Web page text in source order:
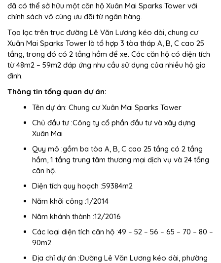
đã có thể sở hữu một căn hộ Xuân Mai Sparks Tower với
chính sách vô cùng ưu đãi từ ngân hàng.
Tọa lạc trên trục đường Lê Văn Lương kéo dài, chung cư
Xuân Mai Sparks Tower là tổ hợp 3 tòa tháp A, B, C cao 25
tầng, trong đó có 2 tầng hầm để xe. Các căn hộ có diện tích
từ 48m2 – 59m2 đáp ứng nhu cầu sử dụng của nhiều hộ gia
đình.
Thông tin tổng quan dự án:
Tên dự án: Chung cư Xuân Mai Sparks Tower
Chủ đầu tư :Công ty cổ phần đầu tư và xây dựng
Xuân Mai
Quy mô :gồm ba tòa A, B, C cao 25 tầng có 2 tầng
hầm, 1 tầng trung tâm thương mại dịch vụ và 24 tầng
căn hộ.
Diện tích quy hoạch :59384m2
Năm khởi công :1/2014
Năm khánh thành :12/2016
Các loại diện tích căn hộ :49 – 52 – 56 – 65 – 70 – 80 –
90m2
Địa chỉ dự án :Đường Lê Văn Lương kéo dài, phường